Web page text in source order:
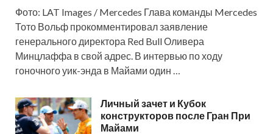
Фото: LAT Images / Mercedes Глава команды Mercedes
Тото Вольф прокомментировал заявление
генерального директора Red Bull Оливера
Минцлаффа в свой адрес. В интервью по ходу
гоночного уик-энда в Майами один …
Личный зачет и Кубок
конструкторов после Гран При
Майами